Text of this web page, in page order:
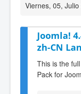
Viernes, 05,
Joomla!
zh-CN
This is the
Pack for